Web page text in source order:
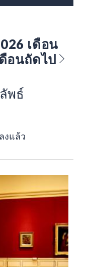
เดือน
อนถัดไป
พธ์
งแล้ว